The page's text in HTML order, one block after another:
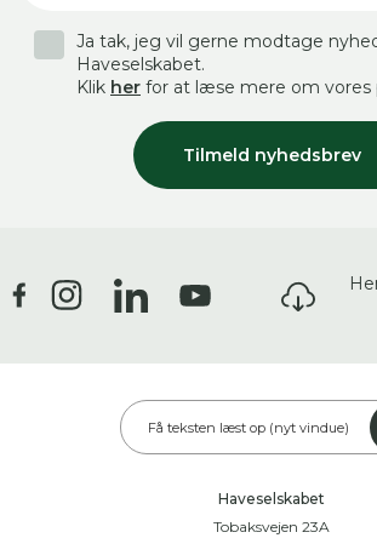
Tilmeld nyhedsbrev
Ja tak, jeg vil gerne modtage
Haveselskabet.
Klik her for at læse mere om vores
Få teksten læst op (nyt vindue)
Haveselskabet
Tobaksvejen 23A